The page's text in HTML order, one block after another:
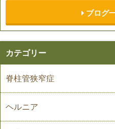
ブログ
カテゴリー
脊柱管狭窄症
ヘルニア